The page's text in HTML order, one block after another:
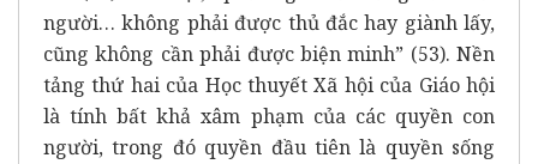
người… không phải được thủ đắc hay giành lấy,
cũng không cần phải được biện minh” (53). Nền
tảng thứ hai của Học thuyết Xã hội của Giáo hội
là tính bất khả xâm phạm của các quyền con
người, trong đó quyền đầu tiên là quyền sống